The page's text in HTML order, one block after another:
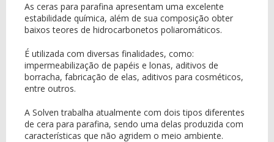
As ceras para parafina apresentam uma excelente
estabilidade química, além de sua composição obter
baixos teores de hidrocarbonetos poliaromáticos.
É utilizada com diversas finalidades, como:
impermeabilização de papéis e lonas, aditivos de
borracha, fabricação de elas, aditivos para cosméticos,
entre outros.
A Solven trabalha atualmente com dois tipos diferentes
de cera para parafina, sendo uma delas produzida com
características que não agridem o meio ambiente.